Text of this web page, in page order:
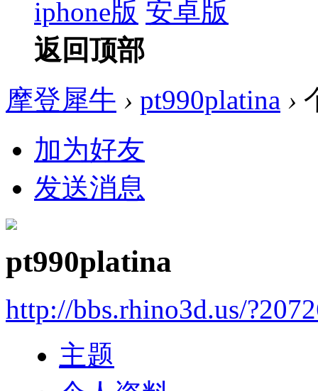
iphone版 安卓版
返回顶部
摩登犀牛 › pt990platina ›
加为好友
发送消息
pt990platina
http://bbs.rhino3d.us/
主题